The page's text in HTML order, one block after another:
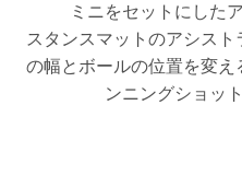
ミニをセットにした
スタンスマットのアシス
の幅とボールの位置を変
ンニングショッ